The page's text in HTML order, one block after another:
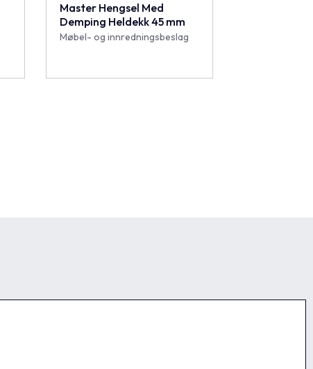
Master Hengsel Med
Demping Heldekk 45 mm
Møbel- og innredningsbeslag